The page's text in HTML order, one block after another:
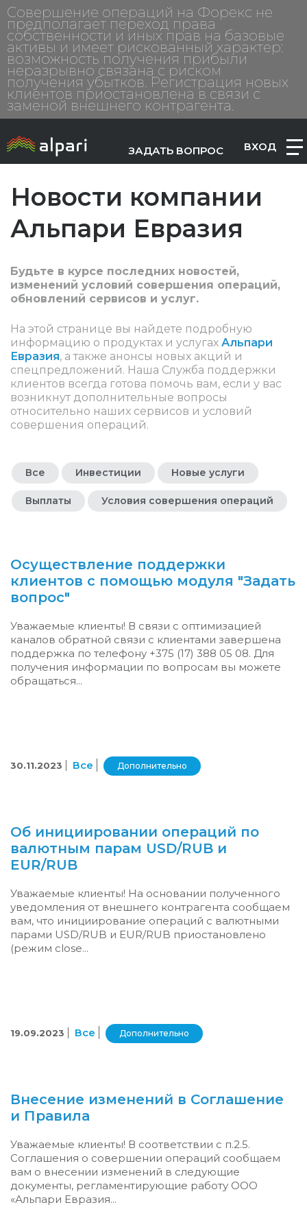
Совершение операций на Форекс не
предполагает переход права
собственности и иных прав на базовые
активы и имеет рискованный характер:
возможность получения прибыли
неразрывно связана с риском
получения убытков. Регистрация новых
клиентов приостановлена в связи с
заменой внешнего контрагента.
ЗАДАТЬ ВОПРОС ВХОД
Новости компании
Альпари Евразия
Будьте в курсе последних новостей,
изменений условий совершения операций,
обновлений сервисов и услуг.
На этой странице вы найдете подробную
информацию о продуктах и услугах Альпари
Евразия, а также анонсы новых акций и
спецпредложений. Наша Служба поддержки
клиентов всегда готова помочь вам, если у вас
возникнут дополнительные вопросы
относительно наших сервисов и условий
совершения операций.
Все Инвестиции Новые услуги
Выплаты Условия совершения операций
Осуществление поддержки
клиентов с помощью модуля "Задать
вопрос"
Уважаемые клиенты! В связи с оптимизацией
каналов обратной связи с клиентами завершена
поддержка по телефону +375 (17) 388 05 08. Для
получения информации по вопросам вы можете
обращаться...
30.11.2023 Все Дополнительно
Об инициировании операций по
валютным парам USD/RUB и
EUR/RUB
Уважаемые клиенты! На основании полученного
уведомления от внешнего контрагента сообщаем
вам, что инициирование операций с валютными
парами USD/RUB и EUR/RUB приостановлено
(режим close...
19.09.2023 Все Дополнительно
Внесение изменений в Соглашение
и Правила
Уважаемые клиенты! В соответствии с п.2.5.
Соглашения о совершении операций сообщаем
вам о внесении изменений в следующие
документы, регламентирующие работу ООО
«Альпари Евразия...